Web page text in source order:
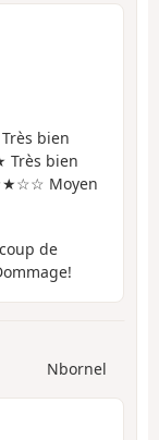
bien
bien
Moyen
de
Nbornel